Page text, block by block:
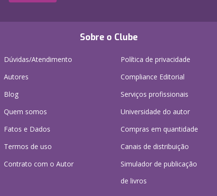
Sobre o Clube
Dúvidas/Atendimento
Autores
Blog
Quem somos
Fatos e Dados
Termos de uso
Contrato com o Autor
Política de privacidade
Compliance Editorial
Serviços profissionais
Universidade do autor
Compras em quantidade
Canais de distribuição
Simulador de publicação
de livros